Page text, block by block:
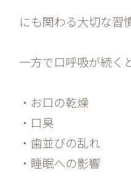
にも関わる大切な習
一方で口呼吸が続くと
・お口の乾燥
・口臭
・歯並びの乱れ
・睡眠への影響